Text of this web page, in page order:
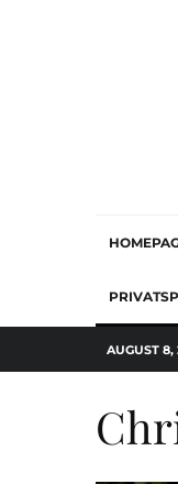
AUGUST 8,